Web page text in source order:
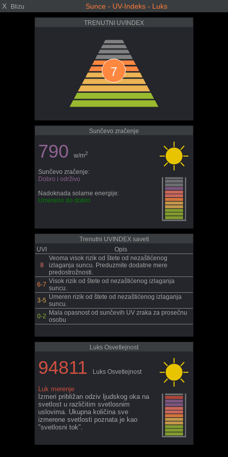
X Blizu Sunce - UV-Indeks - Luks
TRENUTNI UVINDEX
7
Sunčevo zračenje
790 w/m2
Sunčevo zračenje:
Dobro i održivo
Nadoknada solarne energije:
Umereno do dobro
Trenutni UVINDEX saveti
UVI
Opis
8
Veoma visok rizik od štete od nezaštićenog
izlaganja suncu. Preduzmite dodatne mere
predostrožnosti.
6-7 Visok rizik od štete od nezaštićenog izlaganja
suncu.
3-5 Umeren rizik od štete od nezaštićenog izlaganja
suncu.
0-2 Mala opasnost od sunčevih UV zraka za prosečnu
osobu
Luks Osvetlejnost
94811 Luks Osvetlejnost
Luk merenje
Izmeri približan odziv ljudskog oka na
svetlost u različitim svetlosnim
uslovima. Ukupna količina sve
izmerene svetlosti poznata je kao
"svetlosni tok".